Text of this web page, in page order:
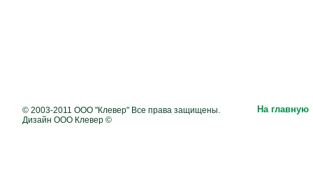
© 2003-2011 ООО "Клевер" Все права защищены.
Дизайн ООО Клевер ©
На главную